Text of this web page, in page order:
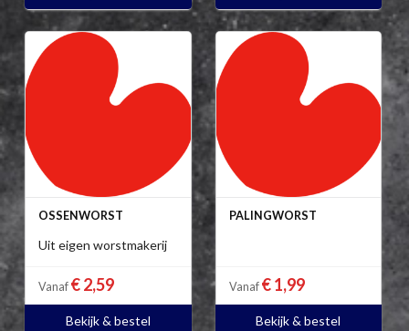
OSSENWORST
Uit eigen worstmakerij
Vanaf € 2,59
Bekijk & bestel
PALINGWORST
Vanaf € 1,99
Bekijk & bestel